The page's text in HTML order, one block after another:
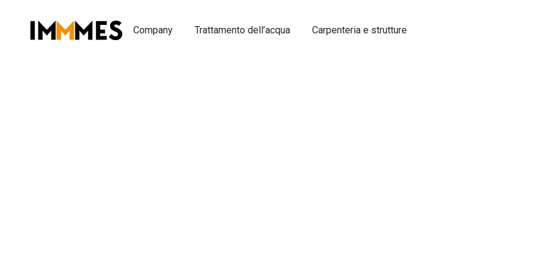
Company Trattamento dell’acqua Carpenteria e strutture